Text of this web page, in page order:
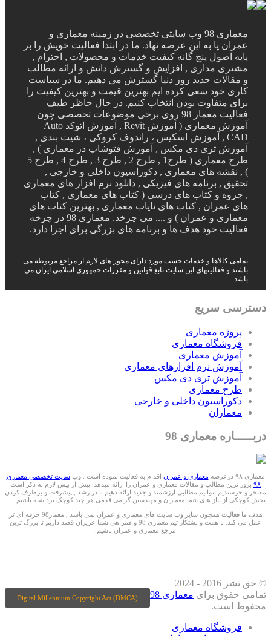
معماری 98 وب سایتی تخصصی در زمینه معماری و
عمران پا به این عرصه نهاد. ما در ابتدا فعالیت خویش را بر
پایه اصول پنج گانه کیفیت خدمات و محصولات , احترام ,
مشتری مداری , افزایش و گسترش دانش و ارائه مطالب
و مقالات جدید روز دنیا گسترش می دهیم. ما در سیاست
کاری خود سعی کرده ایم بهترین قیمت و بهترین کیفیت را
برای متفاوت بودن انتخاب کنیم. در حال حاظر طیف
فعالیت معمار 98 روی برخی موضوعات تخصصی چون
آموزش معماری ( آموزش Revit , آموزش اتوکد Auto
CAD , آموزش اسکیس ، راندوف کروکی ، شیت بندی ,
آموزش تری دی مکس , آموزش فتوشاپ در معماری ) ,
طرح معماری ( طرح1 , طرح 2 , طرح 3 , طرح 4 , طرح 5
) , نقشه های معماری , دکوراسیون داخلی و خارجی ,
تحقیق , برنامه های فیزیکی , دانلود نرم افزار های معماری
, جزوه و کتاب های درسی ( کتاب های معماری , کتاب
های عمران , کتاب های نایاب معماری , بهترین کتاب های
معماری و عمران ) و .... می چرخد. معماری 98 در چرخه
فعالیت خود هدف ها و برنامه های بزرگی برای اجرا دارد.
تمامی کالاها و خدمات حسب مورد دارای مجوز های لازم از مراجع مربوطه می
باشند و فعالیتهای این سایت تابع قوانین و مقررات جمهوری اسلامی ایران می
باشد
دسترسی سریع
پروژه معماری
فروشگاه معماری
آموزش معماری
آموزش نرم افزارهای معماری
آموزش تری دی مکس
طرح معماری
دکوراسیون داخلی و خارجی
معماران
دربـــــاره معماری 98
معماری ۹۸ درعرصه معماری و عمران اقدام به فعالیت نموده است . وبسایت تخصصی معماری
۹۸ بروز ترین مطالب و مقالات معماری و عمران را ارائه میدهد. پیش از پیش لازم به ذکر است
مفتخر و خرسندیم بتوانیم مطالبی ارزشمند و جدید ارائه دهیم تا در رشد , پیشرفت و برطرف کردن
بخش کوچکی از نیاز های شما معماران و مهندسین گرامی قدمی هر چند کوچک برداشته باشیم. ....
هدف ما فعالیت همچون سایر وب سایت های معماری و عمران نمی باشد , معمار98 حرفه ای تر
عمل می کند. با همت و پشتکار تیم معماری 98 و همراهی شما عزیزان قصد داریم تا بزرگ ترین
مرجع معماری و عمران باشیم.
Digital Millennium Copyright Act (DMCA)
© حق نشر 2016 - 2024
تمامی حقوق برای معماری 98
محفوظ است.
فروشگاه معماری